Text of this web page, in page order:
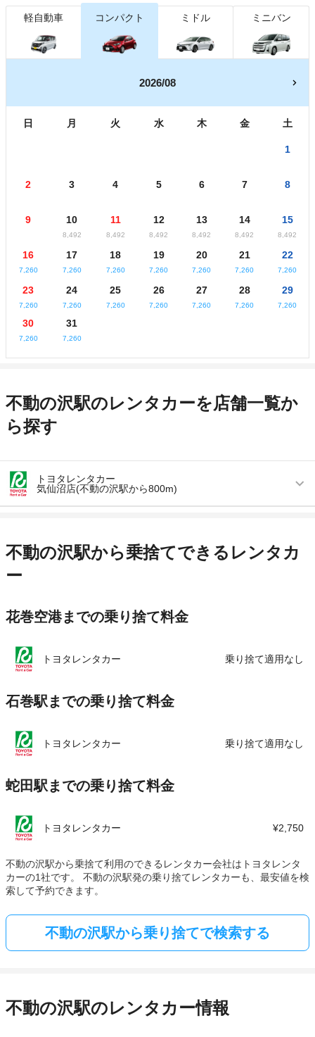
軽自動車 コンパクト ミドル ミニバン
2026/08
日 月 火 水 木 金 土
1
2 3 4 5 6 7 8
9 10
8,492
11
8,492
12
8,492
13
8,492
14
8,492
15
8,492
16
7,260
17
7,260
18
7,260
19
7,260
20
7,260
21
7,260
22
7,260
23
7,260
24
7,260
25
7,260
26
7,260
27
7,260
28
7,260
29
7,260
30
7,260
31
7,260
不動の沢駅のレンタカーを店舗一覧か
ら探す
トヨタレンタカー
気仙沼店(不動の沢駅から800m)
アクセス 不動の沢駅より車で約5分（送迎なし）
この店舗でレンタカーを探す
不動の沢駅から乗捨てできるレンタカ
ー
花巻空港までの乗り捨て料金
トヨタレンタカー 乗り捨て適用なし
石巻駅までの乗り捨て料金
トヨタレンタカー 乗り捨て適用なし
蛇田駅までの乗り捨て料金
トヨタレンタカー ¥2,750
不動の沢駅から乗捨て利用のできるレンタカー会社はトヨタレンタ
カーの1社です。 不動の沢駅発の乗り捨てレンタカーも、最安値を検
索して予約できます。
不動の沢駅から乗り捨てで検索する
不動の沢駅のレンタカー情報